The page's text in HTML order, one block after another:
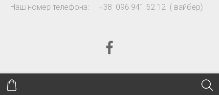
Наш номер телефона: +38 096 941 52 12 ( вайбер)